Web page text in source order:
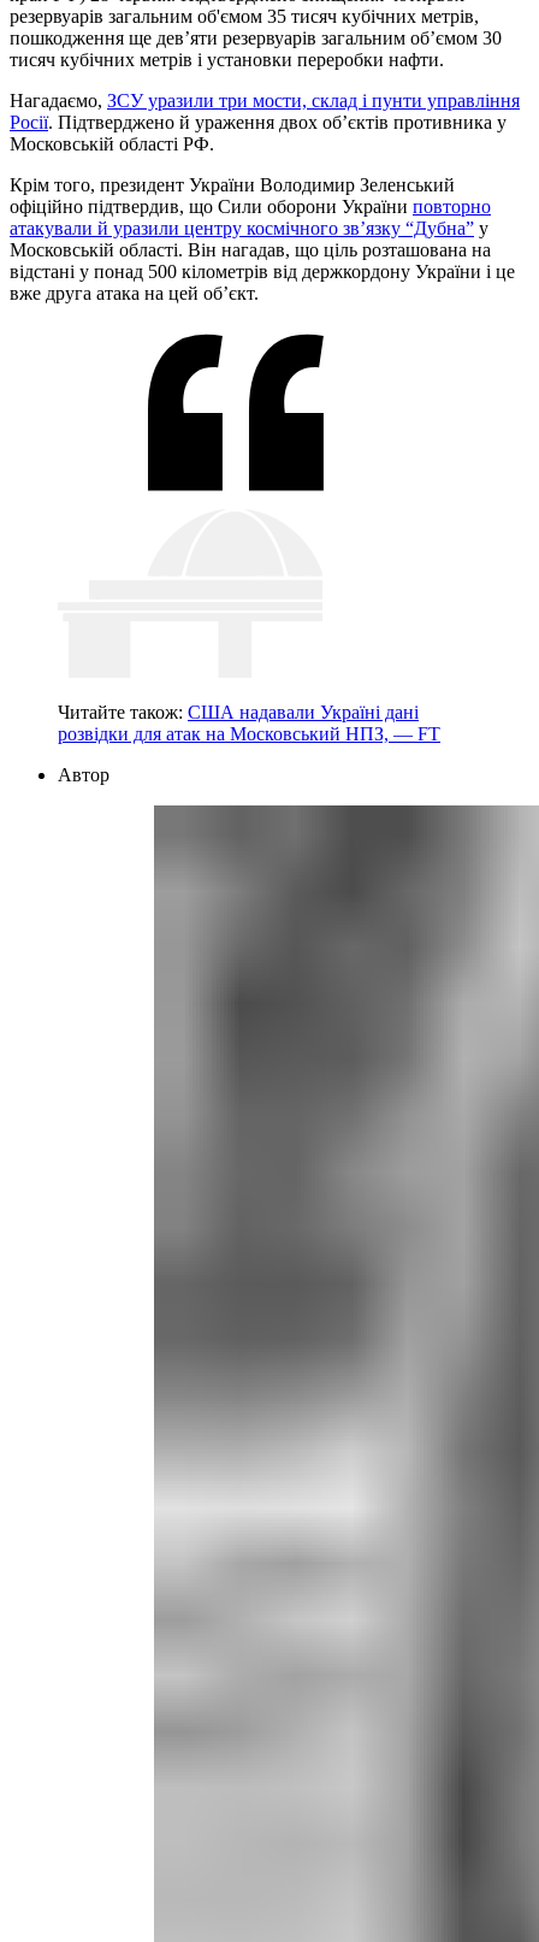
резервуарів загальним об'ємом 35 тисяч кубічних метрів,
пошкодження ще дев’яти резервуарів загальним обʼємом 30
тисяч кубічних метрів і установки переробки нафти.
Нагадаємо, ЗСУ уразили три мости, склад і пунти управління
Росії. Підтверджено й ураження двох об’єктів противника у
Московській області РФ.
Крім того, президент України Володимир Зеленський
офіційно підтвердив, що Сили оборони України повторно
атакували й уразили центру космічного звʼязку “Дубна” у
Московській області. Він нагадав, що ціль розташована на
відстані у понад 500 кілометрів від держкордону України і це
вже друга атака на цей об’єкт.
Читайте також: США надавали Україні дані
розвідки для атак на Московський НПЗ, — FT
Автор